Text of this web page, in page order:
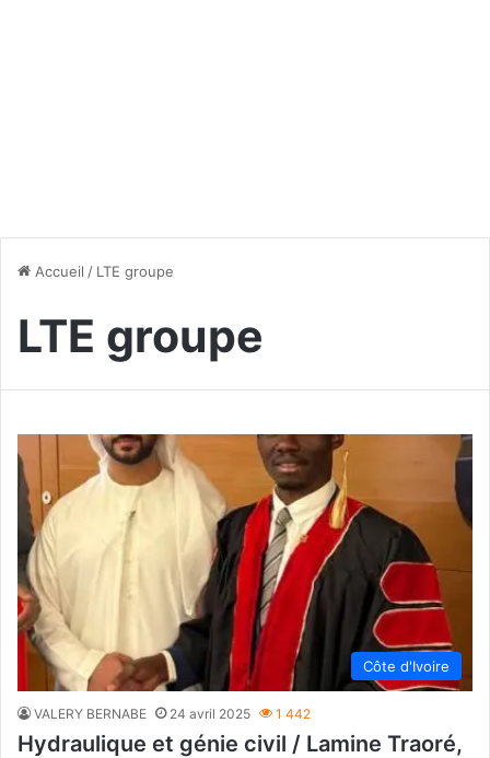
Accueil / LTE groupe
LTE groupe
Côte d'Ivoire
VALERY BERNABE 24 avril 2025 1 442
Hydraulique et génie civil / Lamine Traoré,